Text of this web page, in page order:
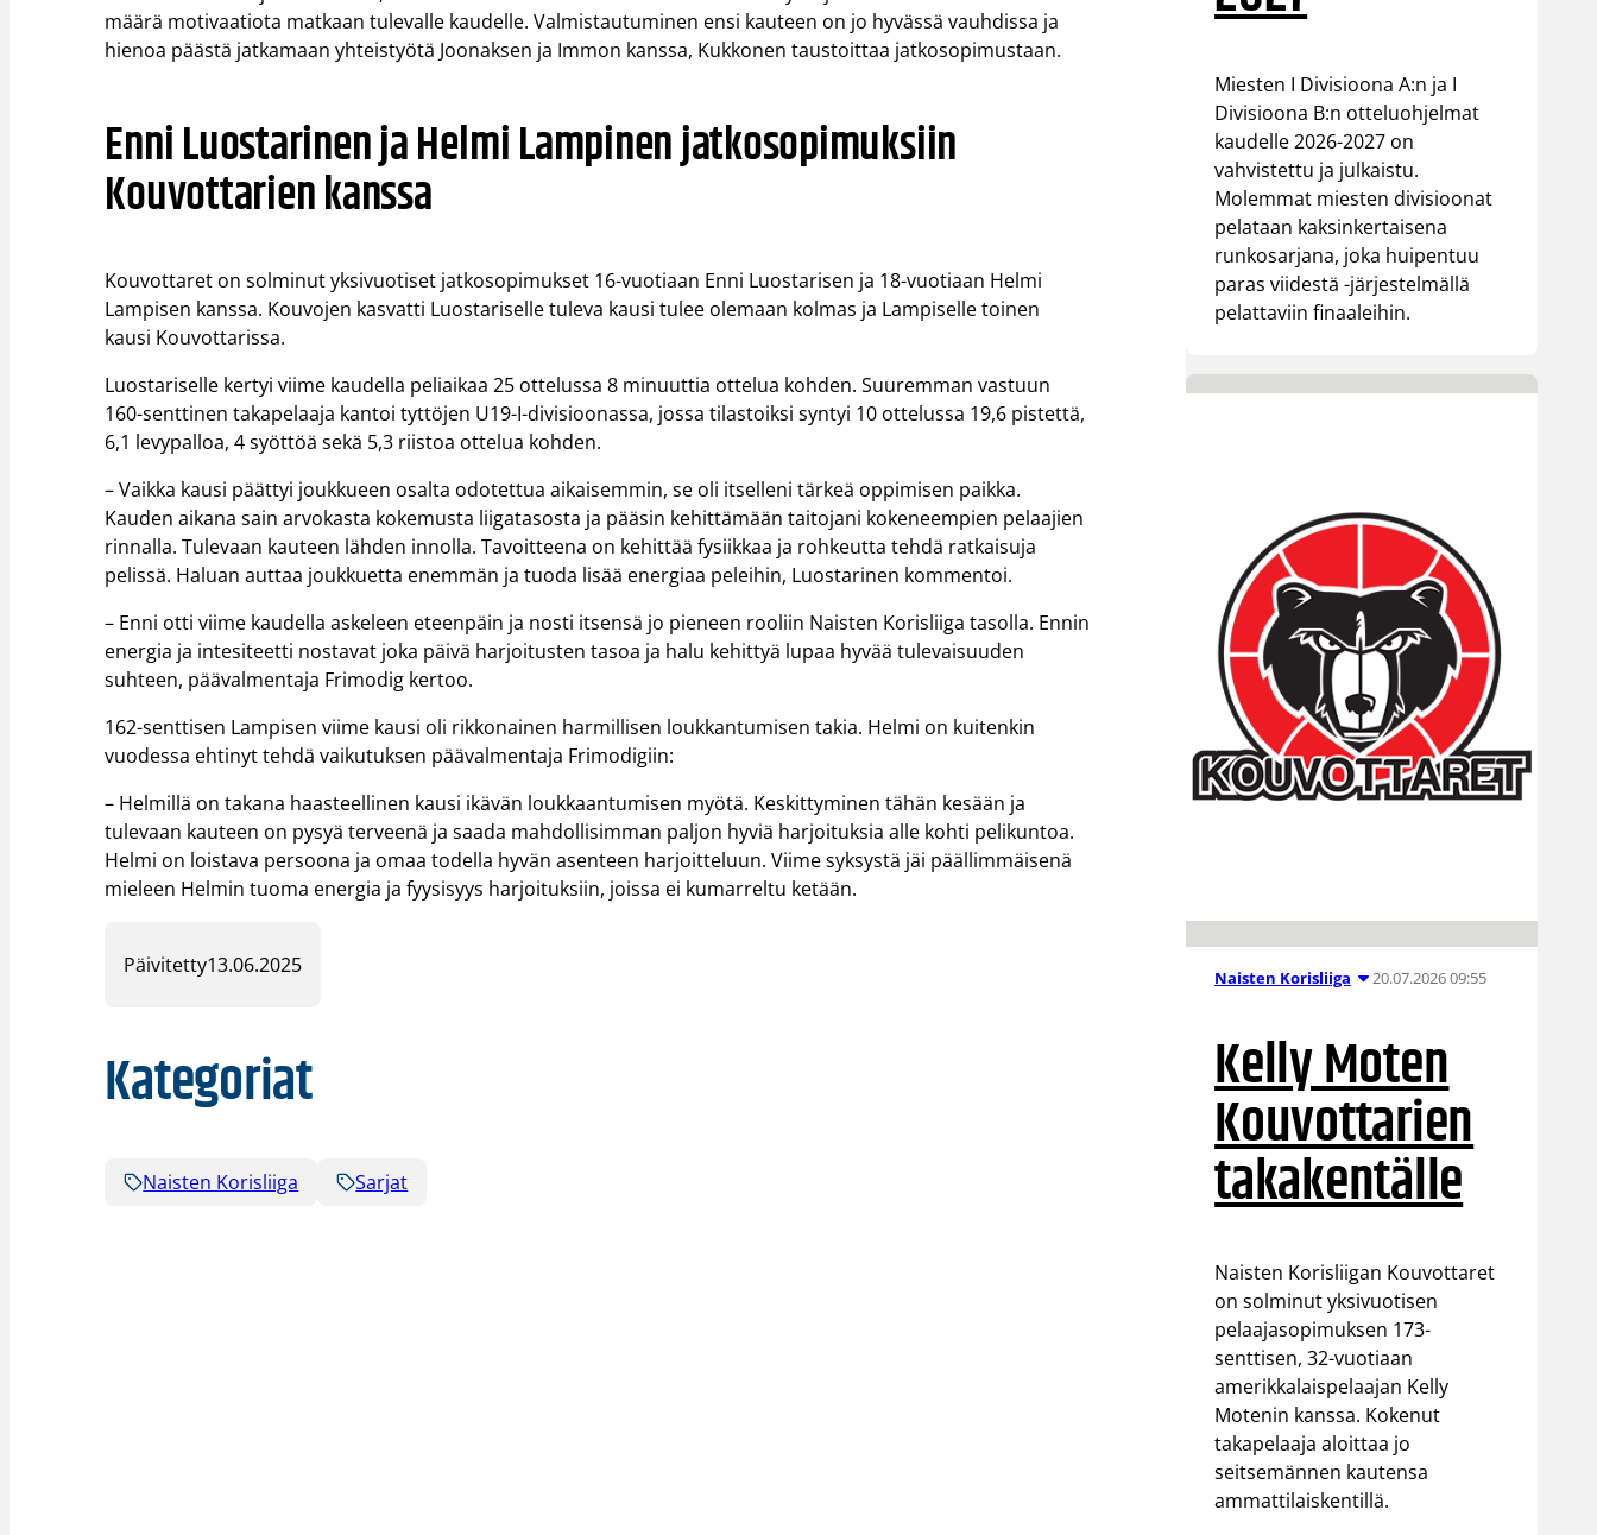
määrä motivaatiota matkaan tulevalle kaudelle. Valmistautuminen ensi kauteen on jo hyvässä vauhdissa ja
hienoa päästä jatkamaan yhteistyötä Joonaksen ja Immon kanssa, Kukkonen taustoittaa jatkosopimustaan.
Enni Luostarinen ja Helmi Lampinen jatkosopimuksiin
Kouvottarien kanssa
Kouvottaret on solminut yksivuotiset jatkosopimukset 16-vuotiaan Enni Luostarisen ja 18-vuotiaan Helmi
Lampisen kanssa. Kouvojen kasvatti Luostariselle tuleva kausi tulee olemaan kolmas ja Lampiselle toinen
kausi Kouvottarissa.
Luostariselle kertyi viime kaudella peliaikaa 25 ottelussa 8 minuuttia ottelua kohden. Suuremman vastuun
160-senttinen takapelaaja kantoi tyttöjen U19-I-divisioonassa, jossa tilastoiksi syntyi 10 ottelussa 19,6 pistettä,
6,1 levypalloa, 4 syöttöä sekä 5,3 riistoa ottelua kohden.
– Vaikka kausi päättyi joukkueen osalta odotettua aikaisemmin, se oli itselleni tärkeä oppimisen paikka.
Kauden aikana sain arvokasta kokemusta liigatasosta ja pääsin kehittämään taitojani kokeneempien pelaajien
rinnalla. Tulevaan kauteen lähden innolla. Tavoitteena on kehittää fysiikkaa ja rohkeutta tehdä ratkaisuja
pelissä. Haluan auttaa joukkuetta enemmän ja tuoda lisää energiaa peleihin, Luostarinen kommentoi.
– Enni otti viime kaudella askeleen eteenpäin ja nosti itsensä jo pieneen rooliin Naisten Korisliiga tasolla. Ennin
energia ja intesiteetti nostavat joka päivä harjoitusten tasoa ja halu kehittyä lupaa hyvää tulevaisuuden
suhteen, päävalmentaja Frimodig kertoo.
162-senttisen Lampisen viime kausi oli rikkonainen harmillisen loukkantumisen takia. Helmi on kuitenkin
vuodessa ehtinyt tehdä vaikutuksen päävalmentaja Frimodigiin:
– Helmillä on takana haasteellinen kausi ikävän loukkaantumisen myötä. Keskittyminen tähän kesään ja
tulevaan kauteen on pysyä terveenä ja saada mahdollisimman paljon hyviä harjoituksia alle kohti pelikuntoa.
Helmi on loistava persoona ja omaa todella hyvän asenteen harjoitteluun. Viime syksystä jäi päällimmäisenä
mieleen Helmin tuoma energia ja fyysisyys harjoituksiin, joissa ei kumarreltu ketään.
Päivitetty13.06.2025
Kategoriat
Naisten Korisliiga Sarjat
Miesten I Divisioona A:n ja I
Divisioona B:n otteluohjelmat
kaudelle 2026-2027 on
vahvistettu ja julkaistu.
Molemmat miesten divisioonat
pelataan kaksinkertaisena
runkosarjana, joka huipentuu
paras viidestä -järjestelmällä
pelattaviin finaaleihin.
Naisten Korisliiga 20.07.2026 09:55
Kelly Moten
Kouvottarien
takakentälle
Naisten Korisliigan Kouvottaret
on solminut yksivuotisen
pelaajasopimuksen 173-
senttisen, 32-vuotiaan
amerikkalaispelaajan Kelly
Motenin kanssa. Kokenut
takapelaaja aloittaa jo
seitsemännen kautensa
ammattilaiskentillä.